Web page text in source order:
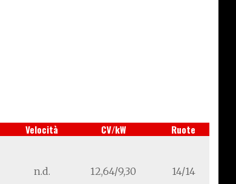
Velocità CV/kW Ruote
n.d. 12,64/9,30 14/14